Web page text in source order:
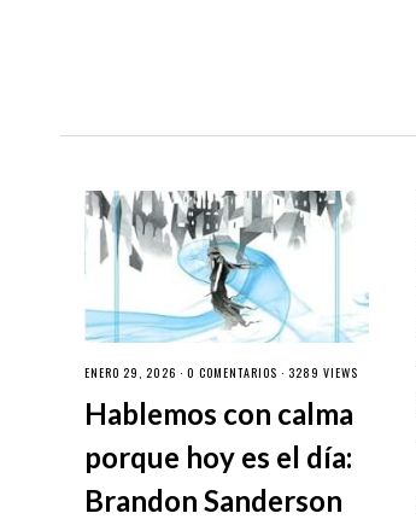
ENERO 29, 2026 · 0 COMENTARIOS · 3289 VIEWS
Hablemos con calma
porque hoy es el día:
Brandon Sanderson